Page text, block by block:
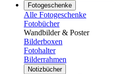
Fotogeschenke
Alle Fotogeschenke
Fotobücher
Wandbilder & Poster
Bilderboxen
Fotohalter
Bilderrahmen
Notizbücher